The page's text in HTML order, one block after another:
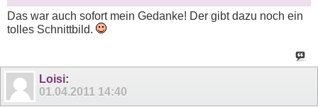
Das war auch sofort mein Gedanke! Der gibt dazu noch ein
tolles Schnittbild.
Loisi:
01.04.2011 14:40